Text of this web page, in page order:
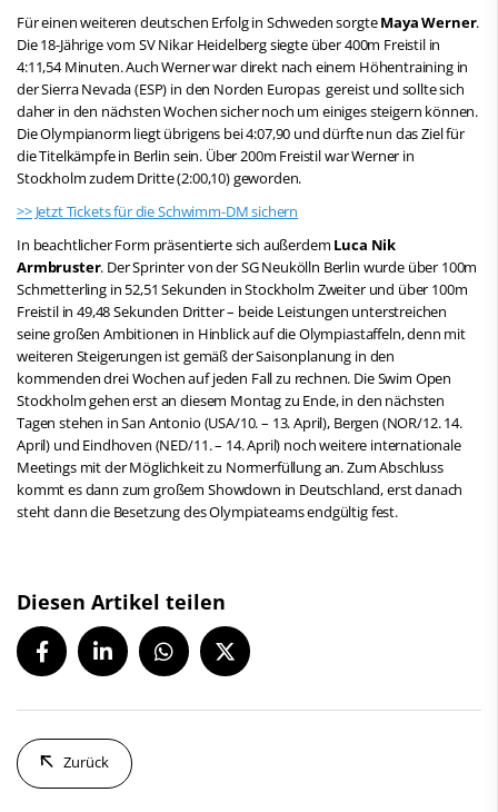
Für einen weiteren deutschen Erfolg in Schweden sorgteMaya Werner.
Die 18-Jährige vom SV Nikar Heidelberg siegte über 400m Freistil in
4:11,54 Minuten. Auch Werner war direkt nach einem Höhentraining in
der Sierra Nevada (ESP) in den Norden Europas gereist und sollte sich
daher in den nächsten Wochen sicher noch um einiges steigern können.
Die Olympianorm liegt übrigens bei 4:07,90 und dürfte nun das Ziel für
die Titelkämpfe in Berlin sein. Über 200m Freistil war Werner in
Stockholm zudem Dritte (2:00,10) geworden.
>> Jetzt Tickets für die Schwimm-DM sichern
In beachtlicher Form präsentierte sich außerdem Luca Nik
Armbruster. Der Sprinter von der SG Neukölln Berlin wurde über 100m
Schmetterling in 52,51 Sekunden in Stockholm Zweiter und über 100m
Freistil in 49,48 Sekunden Dritter – beide Leistungen unterstreichen
seine großen Ambitionen in Hinblick auf die Olympiastaffeln, denn mit
weiteren Steigerungen ist gemäß der Saisonplanung in den
kommenden drei Wochen auf jeden Fall zu rechnen. Die Swim Open
Stockholm gehen erst an diesem Montag zu Ende, in den nächsten
Tagen stehen in San Antonio (USA/10. – 13. April), Bergen (NOR/12. 14.
April) und Eindhoven (NED/11. – 14. April) noch weitere internationale
Meetings mit der Möglichkeit zu Normerfüllung an. Zum Abschluss
kommt es dann zum großem Showdown in Deutschland, erst danach
steht dann die Besetzung des Olympiateams endgültig fest.
Diesen Artikel teilen
Zurück